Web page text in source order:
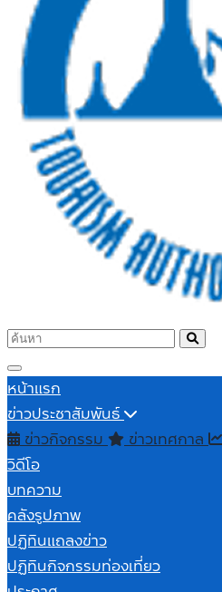
หน้าแรก
ข่าวประชาสัมพันธ์
ข่าวกิจกรรม
ข่าวเทศกาล
วิดีโอ
บทความ
คลังรูปภาพ
ปฏิทินแถลงข่าว
ปฏิทินกิจกรรมท่องเที่ยว